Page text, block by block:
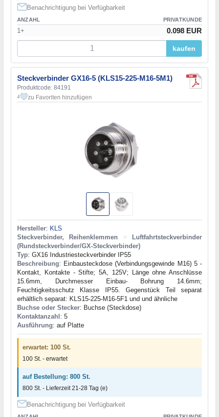
Benachrichtigung bei Verfügbarkeit
ANZAHL PRIVATKUNDE
1+ 0.098 EUR
kaufen
Steckverbinder GX16-5 (KLS15-225-M16-5M1)
Produktcode: 84191
4 zu Favoriten hinzufügen
Hersteller: KLS
Steckverbinder, Reihenklemmen
>
Luftfahrtsteckverbinder
(Rundsteckverbinder/GX-Steckverbinder)
Typ: GX16 Industriesteckverbinder IP55
Beschreibung: Einbausteckdose (Verbindungsgewinde M16) 5 -
Kontakt, Kontakte - Stifte; 5A, 125V; Länge ohne Anschlüsse
15.6mm, Durchmesser Einbau- Bohrung 14.6mm;
Feuchtigkeitsschutz Klasse IP55. Gegenstück Teil separat
erhältlich separat: KLS15-225-M16-5F1 und und ähnliche
Buchse oder Stecker: Buchse (Steckdose)
Kontaktanzahl: 5
Ausführung: auf Platte
erwartet: 100 St.
100 St. - erwartet
auf Bestellung: 800 St.
800 St. - Lieferzeit 21-28 Tag (e)
Benachrichtigung bei Verfügbarkeit